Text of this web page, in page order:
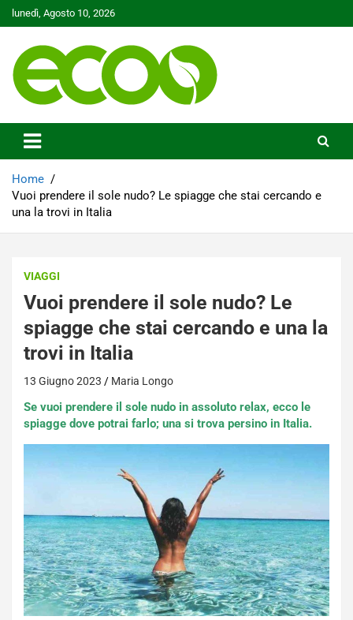
Skip
to
lunedì, Agosto 10, 2026
Ecoo.it
Home
Vuoi prendere il sole nudo? Le spiagge che stai cercando e
una la trovi in Italia
VIAGGI
Vuoi prendere il sole nudo? Le
spiagge che stai cercando e una la
trovi in Italia
13 Giugno 2023 Maria Longo
Se vuoi prendere il sole nudo in assoluto relax, ecco le
spiagge dove potrai farlo; una si trova persino in Italia.